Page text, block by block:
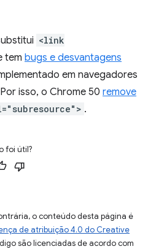
<link
tem bugs e desvantagens
em navegadores
isso, o Chrome 50 remove
.
foi útil?
o conteúdo desta página é
de atribuição 4.0 do Creative
são licenciadas de acordo com